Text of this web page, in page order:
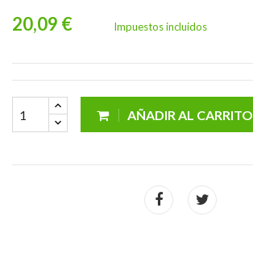
20,09 €
Impuestos incluidos
AÑADIR AL CARRITO